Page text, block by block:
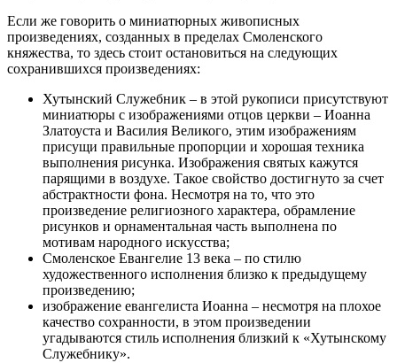
Если же говорить о миниатюрных живописных
произведениях, созданных в пределах Смоленского
княжества, то здесь стоит остановиться на следующих
сохранившихся произведениях:
Хутынский Служебник – в этой рукописи присутствуют
миниатюры с изображениями отцов церкви – Иоанна
Златоуста и Василия Великого, этим изображениям
присущи правильные пропорции и хорошая техника
выполнения рисунка. Изображения святых кажутся
парящими в воздухе. Такое свойство достигнуто за счет
абстрактности фона. Несмотря на то, что это
произведение религиозного характера, обрамление
рисунков и орнаментальная часть выполнена по
мотивам народного искусства;
Смоленское Евангелие 13 века – по стилю
художественного исполнения близко к предыдущему
произведению;
изображение евангелиста Иоанна – несмотря на плохое
качество сохранности, в этом произведении
угадываются стиль исполнения близкий к «Хутынскому
Служебнику».